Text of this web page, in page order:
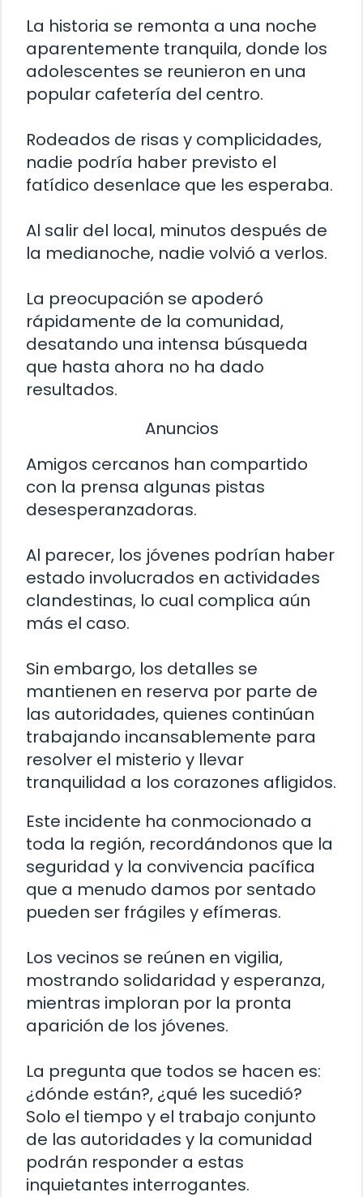
La historia se remonta a una noche
aparentemente tranquila, donde los
adolescentes se reunieron en una
popular cafetería del centro.
Rodeados de risas y complicidades,
nadie podría haber previsto el
fatídico desenlace que les esperaba.
Al salir del local, minutos después de
la medianoche, nadie volvió a verlos.
La preocupación se apoderó
rápidamente de la comunidad,
desatando una intensa búsqueda
que hasta ahora no ha dado
resultados.
Anuncios
Amigos cercanos han compartido
con la prensa algunas pistas
desesperanzadoras.
Al parecer, los jóvenes podrían haber
estado involucrados en actividades
clandestinas, lo cual complica aún
más el caso.
Sin embargo, los detalles se
mantienen en reserva por parte de
las autoridades, quienes continúan
trabajando incansablemente para
resolver el misterio y llevar
tranquilidad a los corazones afligidos.
Este incidente ha conmocionado a
toda la región, recordándonos que la
seguridad y la convivencia pacífica
que a menudo damos por sentado
pueden ser frágiles y efímeras.
Los vecinos se reúnen en vigilia,
mostrando solidaridad y esperanza,
mientras imploran por la pronta
aparición de los jóvenes.
La pregunta que todos se hacen es:
¿dónde están?, ¿qué les sucedió?
Solo el tiempo y el trabajo conjunto
de las autoridades y la comunidad
podrán responder a estas
inquietantes interrogantes.